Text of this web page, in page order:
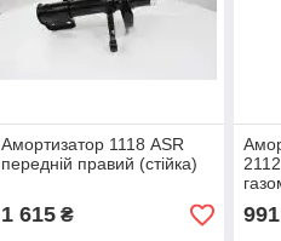
Амортизатор 1118 ASR
передній правий (стійка)
1 615₴ 991